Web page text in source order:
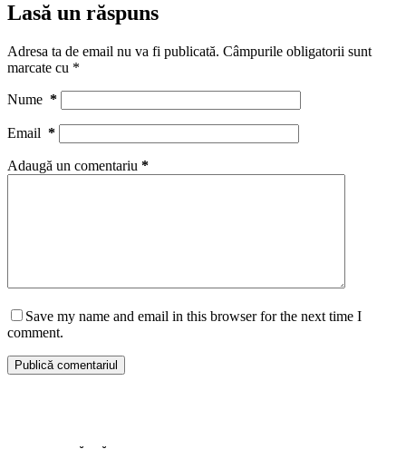
Lasă un răspuns
Adresa ta de email nu va fi publicată. Câmpurile obligatorii sunt
marcate cu *
Nume *
Email *
Adaugă un comentariu *
Save my name and email in this browser for the next time I
comment.
Publică comentariul